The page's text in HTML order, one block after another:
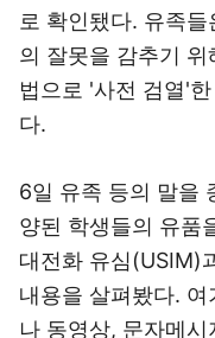
로 확인됐다. 유족
의 잘못을 감추기
법으로 '사전 검열'
다.
6일 유족 등의 말을
양된 학생들의 유품
대전화 유심(USIM)
내용을 살펴봤다.
나 동영상, 문자메